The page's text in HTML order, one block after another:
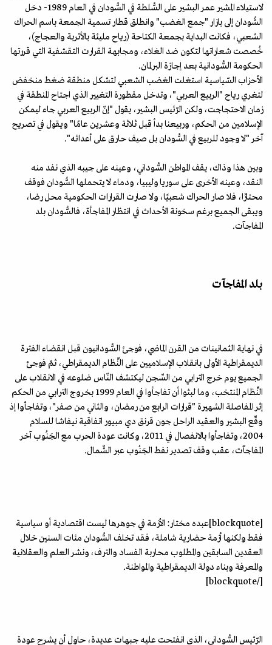
لاستيلاء المشير عمر البشير على السُّلطة في السُّودان في العام 1989- دخل
السُّودان إلى بازار "جمع الغضب" وانطلق قطار تسمية الجمعة باسم الحراك
الشعبي، فكانت البداية بجمعة الكتاحة (رياح مليئة بالأتربة والعجاج)،
خُصصت شعاراتها لتكون ضد الغلاء، ومجابهة القرارت التقشفية التي قررتها
الحكومة السُّودانية بعد إجازة البرلمان.
الأحزاب السّياسية استغلت الغضب الشعبي لتشكل منطقة ضغط منخفض
لتغري رياح "الربيع العربي"، وتدخل مقطورة التغيير الذي اجتاح المنطقة في
زمان الاحتجاجت، ولكن الرّئيس البشير، يقول "إنّ الربيع العربي جاء ليمكن
الإسلامين من الحكم، وربيعنا بدأ قبل ثلاثة وعشرين عامًا" ويقول في تصريح
آخر "لا وجود للربيع في السُّودان بل صيف حارق على أعدائه".
وبين هذا وذاك، يقف المواطن السُّوداني، وعينه على جيبه الذي نفد منه
النقد، وعينه الأخرى على سوريا وليبيا، ودماء لا يتحملها السُّودان فوقف
محتارًا، فلا صار الحراك شعبيًا، ولا صارت القرارات الحكومية محل رضا،
ويبقى الجميع برغم سخونة الأحداث في انتظار المفاجأة، فالسُّودان بلد
المفاجآت.
بلد المفاجآت
في نهاية الثمانينات من القرن الماضي، فوجئ السُّودانيون قبل انقضاء الفترة
الديمقراطية الأولى بانقلاب الإسلاميين على النِّظام الديمقراطي، ثمّ فوجئ
الجميع يوم خرج الترابي من السِّجن ليكتشف النّاس ضلوعه في الانقلاب على
النِّظام المنتخب، وما لبثوا أن تفاجأوا في العام 1999 بخروج الترابي من الحكم
إثر المفاصلة الشهيرة "قرارات الرابع من رمضان، والثاني من صفر"، وتفاجأوا إذ
وقّع البشير والعقيد الراحل جون قرنق دي مبيور اتفاقية نيفاشا للسلام
2004، وتفاجأوا بالانفصال في 2011، وكانت عودة الحرب مع الجَنُوب آخر
المفاجآت، عقب وقف تصدير نفط الجَنُوب عبر الشّمال.
[blockquote]عبده مختار: الأزمة في جوهرها ليست اقتصادية أو سياسية
فقط ولكنها أزمة حضارية شاملة، فقد تخلف السُّودان مئات السنين خلال
العقدين السابقين والمطلوب محاربة الفساد والترف، ونشر العلم والعقلانية
والمعرفة وبناء دولة الديمقراطية والمواطنة.
[/blockquote]
الرّئيس السُّوداني، الذي انفتحت عليه جبهات عديدة، حاول أن يشرح عودة